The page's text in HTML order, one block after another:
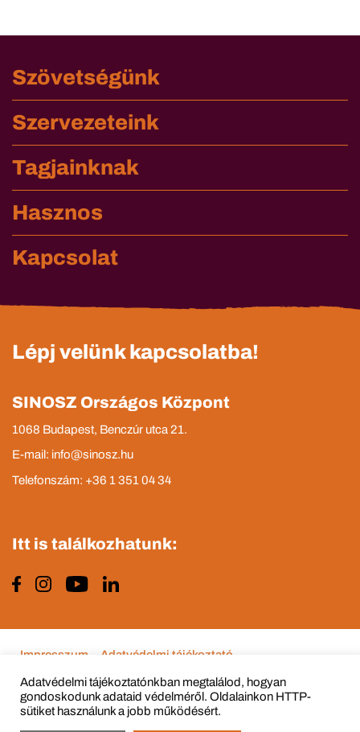
Szövetségünk
Szervezeteink
Tagjainknak
Hasznos
Kapcsolat
Lépj velünk kapcsolatba!
SINOSZ Országos Központ
1068 Budapest, Benczúr utca 21.
E-mail: info@sinosz.hu
Telefonszám: +36 1 351 04 34
Itt is találkozhatunk:
Impresszum Adatvédelmi tájékoztató
Adatvédelmi tájékoztatónkban megtalálod, hogyan
gondoskodunk adataid védelméről. Oldalainkon HTTP-
sütiket használunk a jobb működésért.